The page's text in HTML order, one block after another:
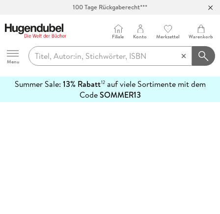
100 Tage Rückgaberecht***
Hugendubel
Menu
Filiale Konto Merkzettel Warenkorb
Summer Sale: 13% Rabatt12auf viele Sortimente mit dem
CodeSOMMER13
erfahren